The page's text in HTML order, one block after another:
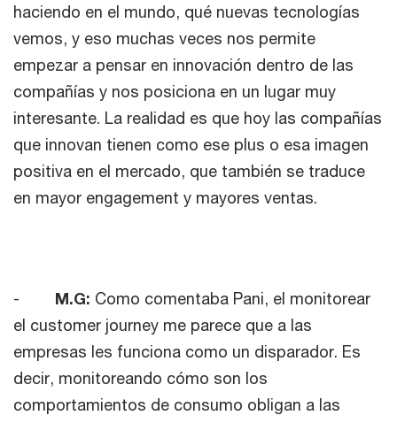
haciendo en el mundo, qué nuevas tecnologías
vemos, y eso muchas veces nos permite
empezar a pensar en innovación dentro de las
compañías y nos posiciona en un lugar muy
interesante. La realidad es que hoy las compañías
que innovan tienen como ese plus o esa imagen
positiva en el mercado, que también se traduce
en mayor engagement y mayores ventas.
- M.G: Como comentaba Pani, el monitorear
el customer journey me parece que a las
empresas les funciona como un disparador. Es
decir, monitoreando cómo son los
comportamientos de consumo obligan a las